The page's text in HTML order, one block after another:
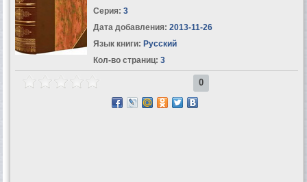
Серия: 3
Дата добавления: 2013-11-26
Язык книги: Русский
Кол-во страниц: 3
0